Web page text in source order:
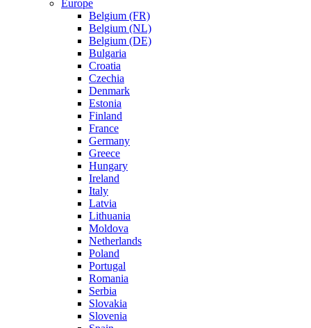
Europe
Belgium (FR)
Belgium (NL)
Belgium (DE)
Bulgaria
Croatia
Czechia
Denmark
Estonia
Finland
France
Germany
Greece
Hungary
Ireland
Italy
Latvia
Lithuania
Moldova
Netherlands
Poland
Portugal
Romania
Serbia
Slovakia
Slovenia